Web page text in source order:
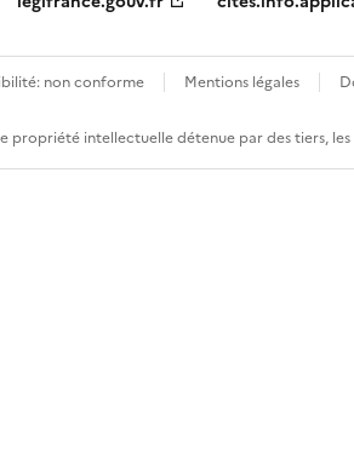
non conforme Mentions légales
propriété intellectuelle détenue par des tiers,